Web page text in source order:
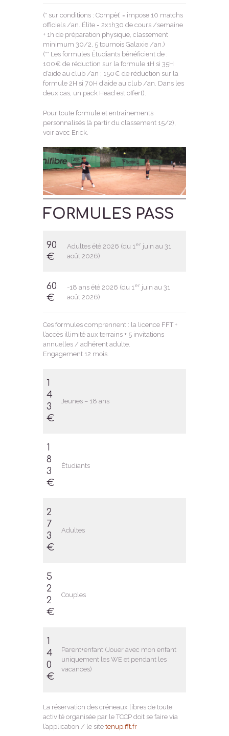
(* sur conditions : Compèt’ = impose 10 matchs
officiels /an. Élite = 2x1h30 de cours /semaine
+ 1h de préparation physique, classement
minimum 30/2, 5 tournois Galaxie /an.)
(** Les formules Étudiants bénéficient de :
100€ de réduction sur la formule 1H si 35H
d’aide au club /an ; 150€ de réduction sur la
formule 2H si 70H d’aide au club /an. Dans les
deux cas, un pack Head est offert).
Pour toute formule et entrainements
personnalisés (à partir du classement 15/2),
voir avec Erick.
FORMULES PASS
90
€
Adultes été 2026 (du 1erjuin au 31
août 2026)
60
€
-18 ans été 2026 (du 1erjuin au 31
août 2026)
Ces formules comprennent : la licence FFT +
l’accès illimité aux terrains + 5 invitations
annuelles / adhérent adulte.
Engagement 12 mois.
1
4
3
€
Jeunes – 18 ans
1
8
3
€
Étudiants
2
7
3
€
Adultes
5
2
2
€
Couples
1
4
0
€
Parent+enfant (Jouer avec mon enfant
uniquement les WE et pendant les
vacances)
La réservation des créneaux libres de toute
activité organisée par le TCCP doit se faire via
l’application / le site tenup.fft.fr